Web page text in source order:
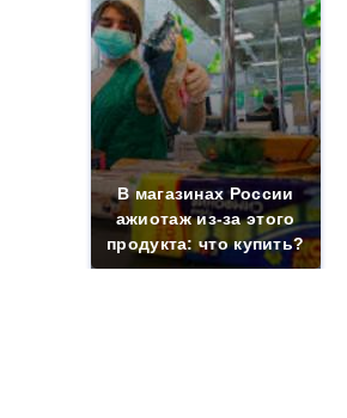
В магазинах России
ажиотаж из-за этого
продукта: что купить?